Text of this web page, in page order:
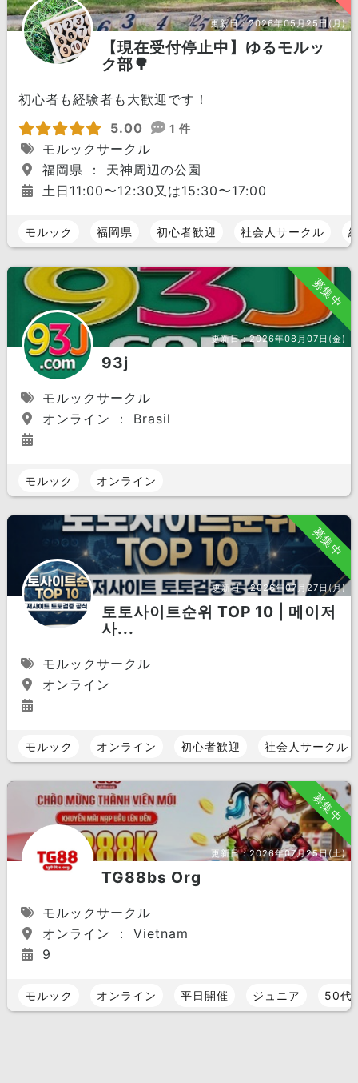
更新日：2026年05月25日(月)
【現在受付停止中】ゆるモルッ
ク部🌳
初心者も経験者も大歓迎です！
5.00
1 件
モルックサークル
福岡県 ： 天神周辺の公園
土日11:00〜12:30又は15:30〜17:00
モルック 福岡県 初心者歓迎 社会人サークル
募集中
更新日：2026年08月07日(金)
93j
モルックサークル
オンライン ： Brasil
モルック オンライン
募集中
更新日：2026年07月27日(月)
토토사이트순위 TOP 10 | 메이저
사...
モルックサークル
オンライン
モルック オンライン 初心者歓迎 社会人サークル
募集中
更新日：2026年07月25日(土)
TG88bs Org
モルックサークル
オンライン ： Vietnam
9
モルック オンライン 平日開催 ジュニア 50代